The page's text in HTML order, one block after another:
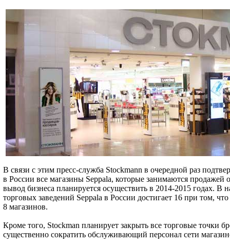
В связи с этим пресс-служба Stockmann в очередной раз
в России все магазины Seppala, которые занимаются
вывод бизнеса планируется осуществить в 2014-2015 годах. В
торговых заведений Seppala в России достигает 16 при том,
8 магазинов.
Кроме того, Stockman планирует закрыть все торговые точки
существенно сократить обслуживающий персонал сети